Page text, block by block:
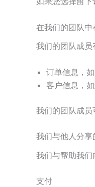
在我们的团队中
我们的团队成员
订单信息，
客户信息，
我们的团队成员
我们与他人分享
我们与帮助我们
支付